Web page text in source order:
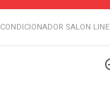
CONDICIONADOR SALON